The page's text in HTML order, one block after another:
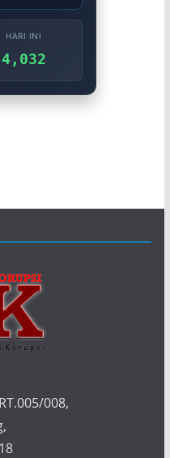
HARI INI
4,032
008,